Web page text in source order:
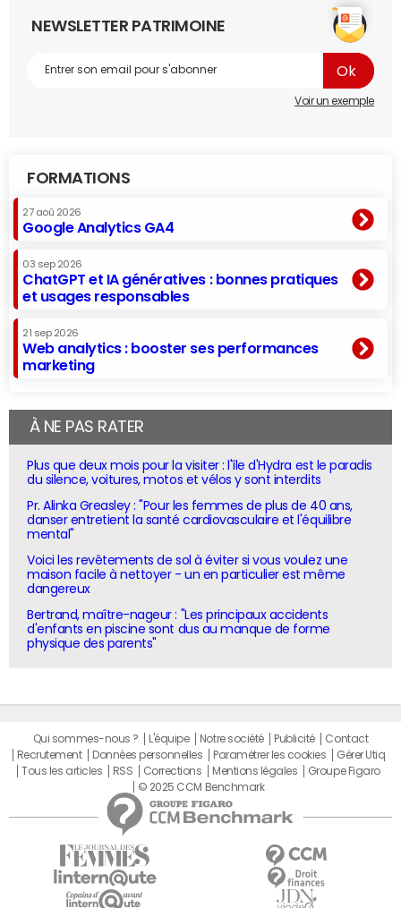
NEWSLETTER PATRIMOINE
Voir un exemple
FORMATIONS
27 aoû 2026
Google Analytics GA4
03 sep 2026
ChatGPT et IA génératives : bonnes pratiques
et usages responsables
21 sep 2026
Web analytics : booster ses performances
marketing
À NE PAS RATER
Plus que deux mois pour la visiter : l'île d'Hydra est le paradis
du silence, voitures, motos et vélos y sont interdits
Pr. Alinka Greasley : "Pour les femmes de plus de 40 ans,
danser entretient la santé cardiovasculaire et l'équilibre
mental"
Voici les revêtements de sol à éviter si vous voulez une
maison facile à nettoyer - un en particulier est même
dangereux
Bertrand, maître-nageur : "Les principaux accidents
d'enfants en piscine sont dus au manque de forme
physique des parents"
Qui sommes-nous ? L'équipe Notre société Publicité
Contact
Recrutement
Données personnelles Paramétrer les cookies
Gérer Utiq
Tous les articles
RSS Corrections Mentions légales
Groupe Figaro
© 2025 CCM Benchmark